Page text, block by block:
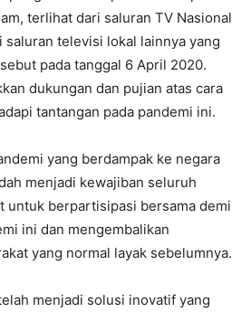
terlihat dari saluran TV Nasional
saluran televisi lokal lainnya yang
pada tanggal 6 April 2020.
dukungan dan pujian atas cara
tantangan pada pandemi ini.
yang berdampak ke negara
menjadi kewajiban seluruh
untuk berpartisipasi bersama demi
ini dan mengembalikan
yang normal layak sebelumnya.
menjadi solusi inovatif yang